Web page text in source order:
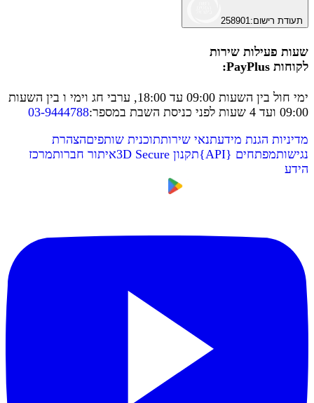
תעודת רישום:
258901
שעות פעילות שירות
לקוחות PayPlus:
ימי חול בין השעות 09:00 עד 18:00, ערבי חג וימי ו בין השעות
09:00 ועד 4 שעות לפני כניסת השבת במספר
:
03-9444788
מדיניות הגנת מידעתנאי שירותתוכנית שותפיםהצהרת
נגישותמפתחים {
API
}תקנון 3D Secure איתור חברותמרכז
הידע